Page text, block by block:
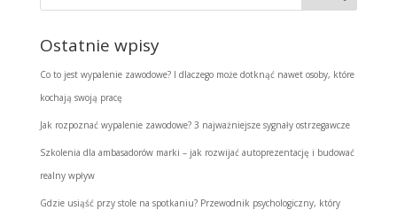
Ostatnie wpisy
Co to jest wypalenie zawodowe? I dlaczego może dotknąć nawet osoby, które
kochają swoją pracę
Jak rozpoznać wypalenie zawodowe? 3 najważniejsze sygnały ostrzegawcze
Szkolenia dla ambasadorów marki – jak rozwijać autoprezentację i budować
realny wpływ
Gdzie usiąść przy stole na spotkaniu? Przewodnik psychologiczny, który